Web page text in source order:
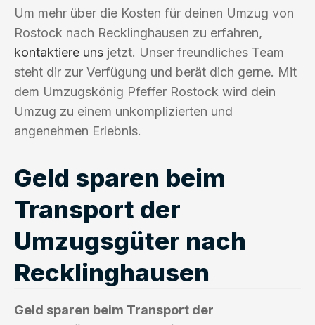
Um mehr über die Kosten für deinen Umzug von
Rostock nach Recklinghausen zu erfahren,
kontaktiere uns jetzt. Unser freundliches Team
steht dir zur Verfügung und berät dich gerne. Mit
dem Umzugskönig Pfeffer Rostock wird dein
Umzug zu einem unkomplizierten und
angenehmen Erlebnis.
Geld sparen beim
Transport der
Umzugsgüter nach
Recklinghausen
Geld sparen beim Transport der